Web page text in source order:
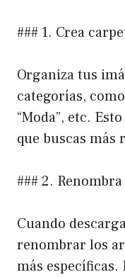
### 1. Crea
Organiza tus
categorías, como
“Moda”, etc.
que buscas más
### 2.
Cuando
renombrar los
más